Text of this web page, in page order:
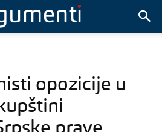
opozicije u